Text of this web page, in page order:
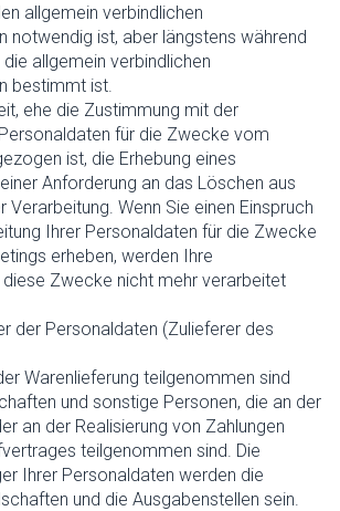
allgemein verbindlichen
notwendig ist, aber längstens während
allgemein verbindlichen
bestimmt ist.
ehe die Zustimmung mit der
für die Zwecke vom
ist, die Erhebung eines
Anforderung an das Löschen aus
Wenn Sie einen Einspruch
Ihrer Personaldaten für die Zwecke
erheben, werden Ihre
Zwecke nicht mehr verarbeitet
der Personaldaten (Zulieferer des
Warenlieferung teilgenommen sind
und sonstige Personen, die an der
an der Realisierung von Zahlungen
teilgenommen sind. Die
Ihrer Personaldaten werden die
und die Ausgabenstellen sein.